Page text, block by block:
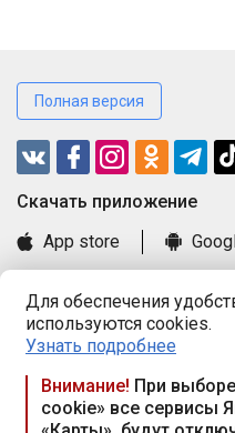
Для обеспечения
используются cookies.
Узнать подробнее
Внимание! При
cookie» все сервисы
Полная версия
Cкачать приложение
App store
Книга замечаний и
Правила и документы
Praca.by © 2000—2026, ООО
Республика Беларусь,
117а, пом. № 9.